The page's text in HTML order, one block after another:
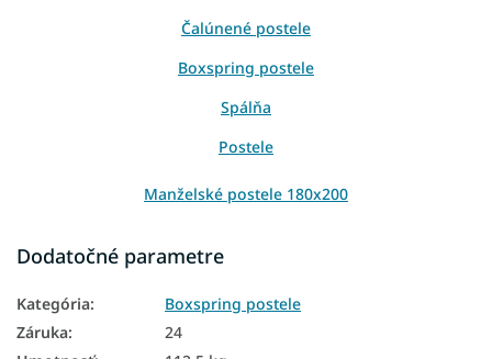
Čalúnené postele
Boxspring postele
Spálňa
Postele
Manželské postele 180x200
Čalúnené manželské postele
Manželské postele 140x200 s úložným priestorom
Dodatočné parametre
Kategória:
Boxspring postele
Záruka:
24